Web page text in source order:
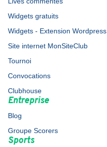
Widgets gratuits
Widgets - Extension Wordpress
Site internet MonSiteClub
Tournoi
Convocations
Clubhouse
Entreprise
Blog
Groupe Scorers
Sports